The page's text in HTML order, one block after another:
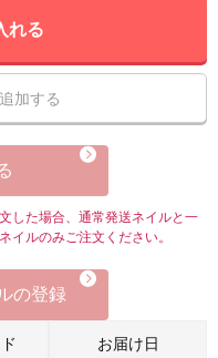
れる
加する
した場合、通常発送ネイルと一
イルのみご注文ください。
の登録
お届け日